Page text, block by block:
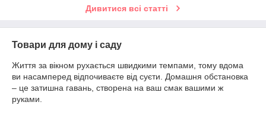
Дивитися всі статті
Товари для дому і саду
Життя за вікном рухається швидкими темпами, тому вдома
ви насамперед відпочиваєте від суєти. Домашня обстановка
– це затишна гавань, створена на ваш смак вашими ж
руками.